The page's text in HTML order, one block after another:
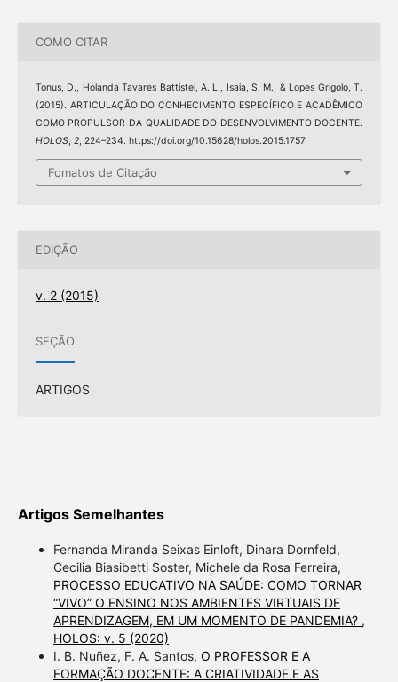
COMO CITAR
Tonus, D., Holanda Tavares Battistel, A. L., Isaia, S. M., & Lopes Grigolo, T.
(2015). ARTICULAÇÃO DO CONHECIMENTO ESPECÍFICO E ACADÊMICO
COMO PROPULSOR DA QUALIDADE DO DESENVOLVIMENTO DOCENTE.
HOLOS, 2, 224–234. https://doi.org/10.15628/holos.2015.1757
Fomatos de Citação
EDIÇÃO
v. 2 (2015)
SEÇÃO
ARTIGOS
Artigos Semelhantes
Fernanda Miranda Seixas Einloft, Dinara Dornfeld,
Cecilia Biasibetti Soster, Michele da Rosa Ferreira,
PROCESSO EDUCATIVO NA SAÚDE: COMO TORNAR
“VIVO” O ENSINO NOS AMBIENTES VIRTUAIS DE
APRENDIZAGEM, EM UM MOMENTO DE PANDEMIA? ,
HOLOS: v. 5 (2020)
I. B. Nuñez, F. A. Santos, O PROFESSOR E A
FORMAÇÃO DOCENTE: A CRIATIVIDADE E AS